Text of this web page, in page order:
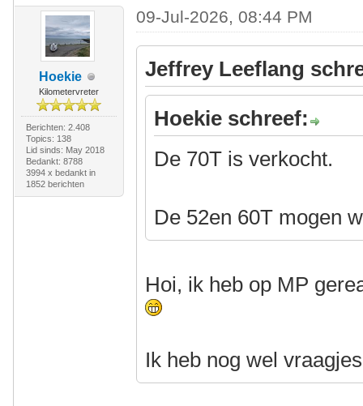
Hoekie
Kilometervreter
Berichten: 2.408
Topics: 138
Lid sinds: May 2018
Bedankt: 8788
3994 x bedankt in
1852 berichten
09-Jul-2026, 08:44 PM
Jeffrey Leeflang
Hoekie schreef:
De 70T is verkocht.
De 52en 60T mogen
Hoi, ik heb op MP
Ik heb nog wel